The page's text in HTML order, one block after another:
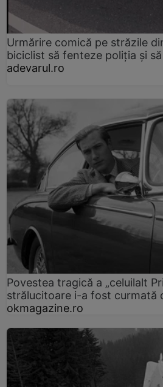
Urmărire comică pe străzile
biciclist să fenteze poliția și
adevarul.ro
Povestea tragică a „celuilalt
strălucitoare i-a fost curmată
okmagazine.ro